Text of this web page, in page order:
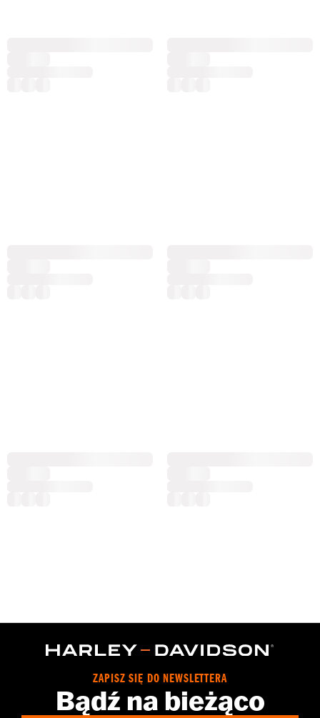
ZAPISZ SIĘ DO NEWSLETTERA
Bądź na bieżąco